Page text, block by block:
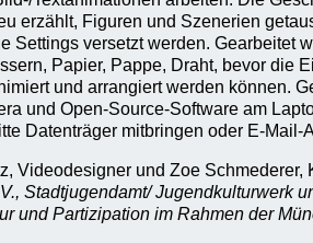
erzählt, Figuren und Szenerien
Settings versetzt werden. Gearbeitet
Papier, Pappe, Draht, bevor die
und arrangiert werden können.
und Open-Source-Software am
Datenträger mitbringen oder E-Mail-
Videodesigner und Zoe Schmederer,
Stadtjugendamt/ Jugendkulturwerk
und Partizipation im Rahmen der